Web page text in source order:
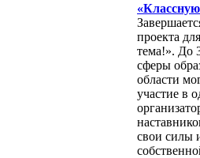
проекта
тема!». До
сферы
области
участие в
свои силы